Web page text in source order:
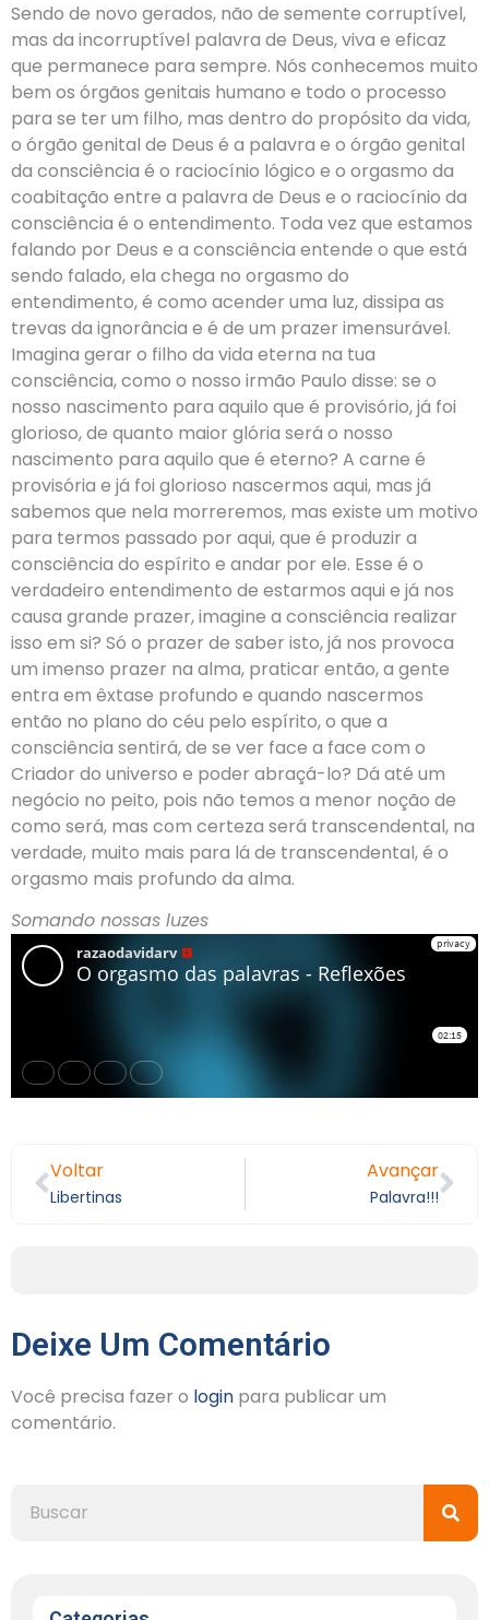
Sendo de novo gerados, não de semente corruptível,
mas da incorruptível palavra de Deus, viva e eficaz
que permanece para sempre. Nós conhecemos muito
bem os órgãos genitais humano e todo o processo
para se ter um filho, mas dentro do propósito da vida,
o órgão genital de Deus é a palavra e o órgão genital
da consciência é o raciocínio lógico e o orgasmo da
coabitação entre a palavra de Deus e o raciocínio da
consciência é o entendimento. Toda vez que estamos
falando por Deus e a consciência entende o que está
sendo falado, ela chega no orgasmo do
entendimento, é como acender uma luz, dissipa as
trevas da ignorância e é de um prazer imensurável.
Imagina gerar o filho da vida eterna na tua
consciência, como o nosso irmão Paulo disse: se o
nosso nascimento para aquilo que é provisório, já foi
glorioso, de quanto maior glória será o nosso
nascimento para aquilo que é eterno? A carne é
provisória e já foi glorioso nascermos aqui, mas já
sabemos que nela morreremos, mas existe um motivo
para termos passado por aqui, que é produzir a
consciência do espírito e andar por ele. Esse é o
verdadeiro entendimento de estarmos aqui e já nos
causa grande prazer, imagine a consciência realizar
isso em si? Só o prazer de saber isto, já nos provoca
um imenso prazer na alma, praticar então, a gente
entra em êxtase profundo e quando nascermos
então no plano do céu pelo espírito, o que a
consciência sentirá, de se ver face a face com o
Criador do universo e poder abraçá-lo? Dá até um
negócio no peito, pois não temos a menor noção de
como será, mas com certeza será transcendental, na
verdade, muito mais para lá de transcendental, é o
orgasmo mais profundo da alma.
Somando nossas luzes
Voltar
Libertinas
Avançar
Palavra!!!
Deixe Um Comentário
Você precisa fazer o login para publicar um
comentário.